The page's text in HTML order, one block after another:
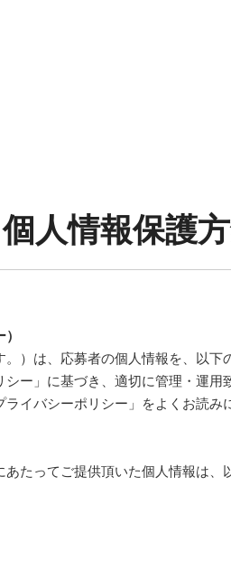
個人情報保護
）は、応募者の個人情報を、以
ー」に基づき、適切に管理・運用
イバシーポリシー」をよくお読み
たってご提供頂いた個人情報は、